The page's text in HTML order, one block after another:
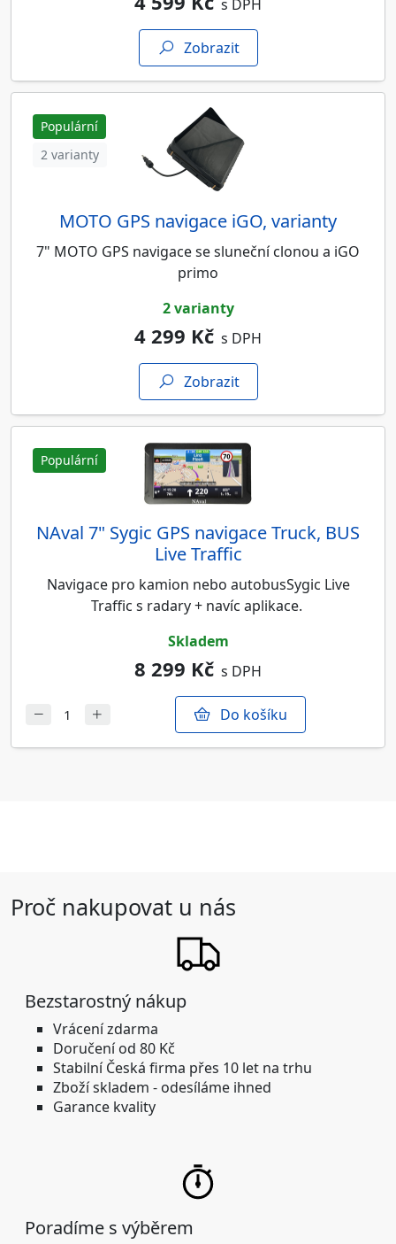
s DPH
Zobrazit
Populární
2 varianty
MOTO GPS navigace iGO, varianty
7" MOTO GPS navigace se sluneční clonou a iGO
primo
2 varianty
4 299 Kč s DPH
Zobrazit
Populární
NAval 7" Sygic GPS navigace Truck, BUS
Live Traffic
Navigace pro kamion nebo autobusSygic Live
Traffic s radary + navíc aplikace.
skladem
8 299 Kč s DPH
Do košíku
Proč nakupovat u nás
Bezstarostný nákup
Vrácení zdarma
Doručení od 80 Kč
StabilníČeská firma přes 10 let na trhu
Zboží skladem - odesíláme ihned
Garance kvality
Poradíme s výběrem